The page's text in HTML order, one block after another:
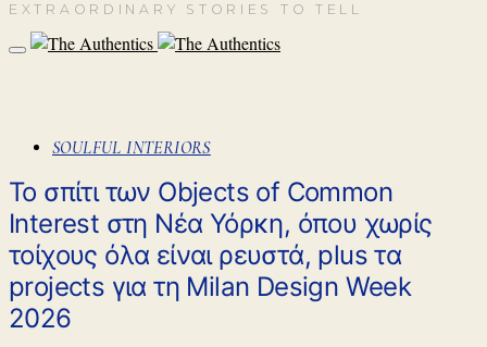
EXTRAORDINARY STORIES TO TELL
SOULFUL INTERIORS
Το σπίτι των Objects of Common
Interest στη Νέα Υόρκη, όπου χωρίς
τοίχους όλα είναι ρευστά, plus τα
projects για τη Milan Design Week
2026